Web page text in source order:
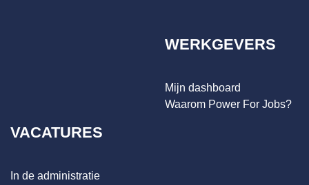
WERKGEVERS
Mijn dashboard
Waarom Power For Jobs?
VACATURES
In de administratie